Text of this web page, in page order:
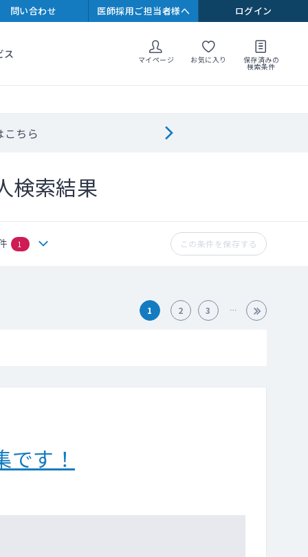
問い合わせ 医師採用ご担当者様へ ログイン
ス マイページ お気に入り 保存済みの
検索条件
ちら
検索結果
1 この条件を保存する
1 2 3
す！